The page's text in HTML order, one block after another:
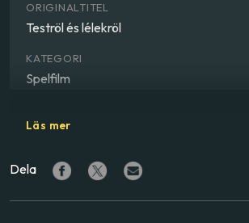
ORIGINALTITEL
Teströl és lélekröl
KATEGORI
Spelfilm
Drama, fantasy, romantik, bechdeltestad
REGISSÖR
Läs mer
Dela